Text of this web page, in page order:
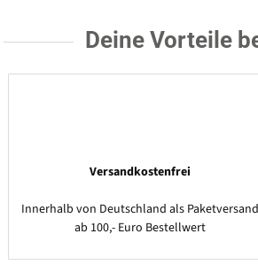
Deine Vorteile
Versandkostenfrei
Innerhalb von Deutschland als Paketversand
ab 100,- Euro Bestellwert